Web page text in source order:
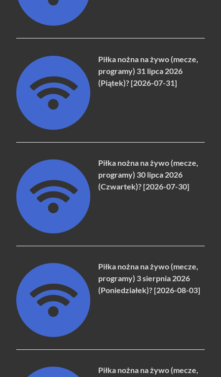
Piłka nożna na żywo (mecze,
programy) 31 lipca 2026
(Piątek)? [2026-07-31]
Piłka nożna na żywo (mecze,
programy) 30 lipca 2026
(Czwartek)? [2026-07-30]
Piłka nożna na żywo (mecze,
programy) 3 sierpnia 2026
(Poniedziałek)? [2026-08-03]
Piłka nożna na żywo (mecze,